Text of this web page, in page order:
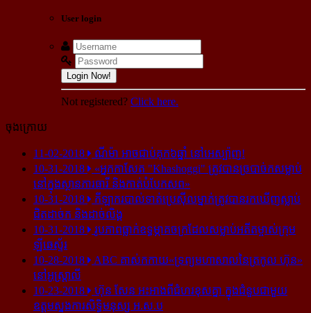
User login
Login Now!
Not registered? Click here.
ចុងក្រោយ
11-02-2018
ណីម៉ា អាច​ជាប់​គុក​៦ឆ្នាំ នៅ​អេស្ប៉ាញ!
10-31-2018
«អ្នក​កាសែត "Khashoggi" ត្រូវ​បាន​ច្របាច់ក​សម្លាប់​
នៅ​ក្នុង​ស្ថាន​ភារធារី និង​កាត់​បំបែក​សព»
10-31-2018
កីឡាករ​បាល់ទាត់​ប្រេស៊ីល​ម្នាក់​ត្រូវ​បាន​រក​ឃើញ​ស្លាប់​
ជិត​ដាច់ក និង​ដាច់​លិង្គ
10-31-2018
រូបភាព​ធ្លាក់​ឧទ្ធម្ភាគចក្រ​ដែល​សម្លាប់​អតីត​ម្ចាស់​ក្រុម​
ឡីឆេស្ទ័រ
10-28-2018
ABC គាស់​កកាយ​«ទ្រព្យមហាសាល​នៃ​ត្រកូល ហ៊ុន»​
នៅ​អូស្ត្រាលី
10-23-2018
ហ៊ុន សែន អះអាង​ពី​ជំហរ​ខុស​គ្នា ក្នុង​ជំនួប​ជាមួយ​
ឧត្តម​ស្នងការ​សិទ្ធិ​មនុស្ស អ.ស.ប